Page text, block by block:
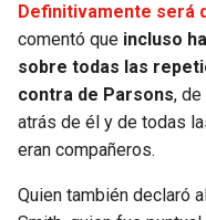
Definitivamente será
comentó que incluso
sobre todas las
contra de Parsons,
atrás de él y de todas
eran compañeros.
Quien también declaró